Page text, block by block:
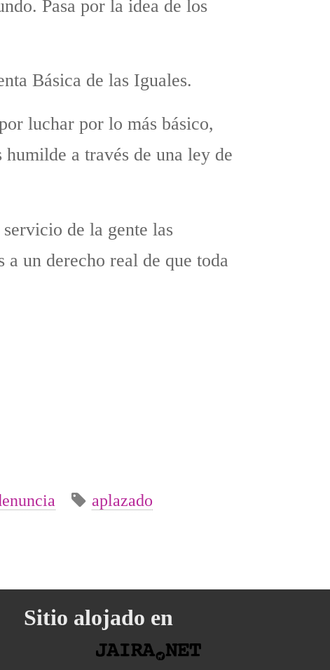
Pasa por la idea de los
Básica de las Iguales.
luchar por lo más básico,
a través de una ley de
de la gente las
un derecho real de que toda
aplazado
Sitio alojado en